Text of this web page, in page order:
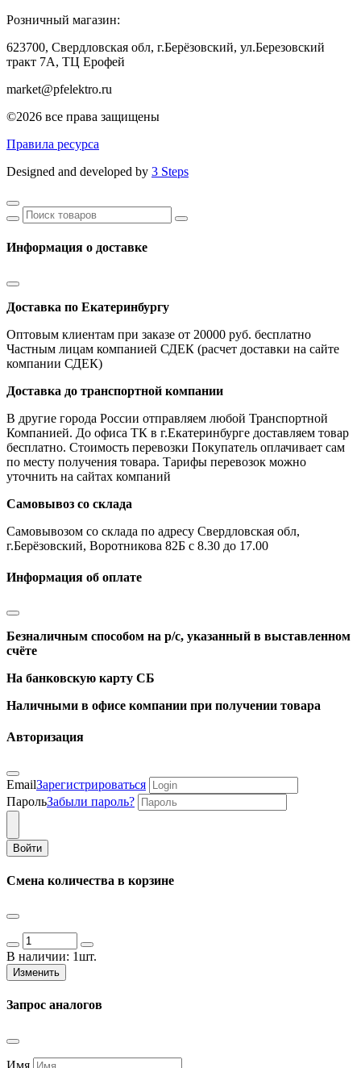
Розничный магазин:
623700, Свердловская обл, г.Берёзовский, ул.Березовский
тракт 7А, ТЦ Ерофей
market@pfelektro.ru
©2026 все права защищены
Правила ресурса
Designed and developed by 3 Steps
Информация о доставке
Доставка по Екатеринбургу
Оптовым клиентам при заказе от 20000 руб. бесплатно
Частным лицам компанией СДЕК (расчет доставки на сайте
компании СДЕК)
Доставка до транспортной компании
В другие города России отправляем любой Транспортной
Компанией. До офиса ТК в г.Екатеринбурге доставляем товар
бесплатно. Стоимость перевозки Покупатель оплачивает сам
по месту получения товара. Тарифы перевозок можно
уточнить на сайтах компаний
Самовывоз со склада
Самовывозом со склада по адресу Свердловская обл,
г.Берёзовский, Воротникова 82Б с 8.30 до 17.00
Информация об оплате
Безналичным способом на р/с, указанный в выставленном
счёте
На банковскую карту СБ
Наличными в офисе компании при получении товара
Авторизация
EmailЗарегистрироваться
ПарольЗабыли пароль?
Войти
Смена количества в корзине
В наличии: 1шт.
Изменить
Запрос аналогов
Имя